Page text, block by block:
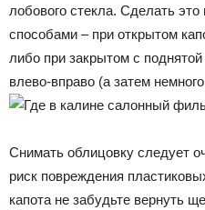
лобового стекла. Сделать
способами – при открытом
либо при закрытом с
влево-вправо (а затем
Снимать облицовку следует
риск повреждения
капота не забудьте вернуть